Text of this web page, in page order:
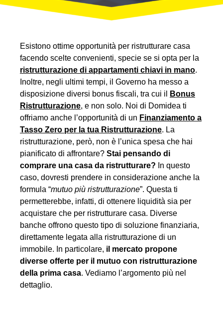
Esistono ottime opportunità per ristrutturare casa
facendo scelte convenienti, specie se si opta per la
ristrutturazione di appartamenti chiavi in mano.
Inoltre, negli ultimi tempi, il Governo ha messo a
disposizione diversi bonus fiscali, tra cui il
Bonus
Ristrutturazione, e non solo. Noi di Domidea ti
offriamo anche l’opportunità di un Finanziamento a
Tasso Zero per la tua Ristrutturazione. La
ristrutturazione, però, non è l’unica spesa che hai
pianificato di affrontare? Stai pensando di
comprare una casa da ristrutturare? In questo
caso, dovresti prendere in considerazione anche la
formula “mutuo più ristrutturazione”. Questa ti
permetterebbe, infatti, di ottenere liquidità sia per
acquistare che per ristrutturare casa. Diverse
banche offrono questo tipo di soluzione finanziaria,
direttamente legata alla ristrutturazione di un
immobile. In particolare, il mercato propone
diverse offerte per il mutuo con ristrutturazione
della prima casa. Vediamo l’argomento più nel
dettaglio.